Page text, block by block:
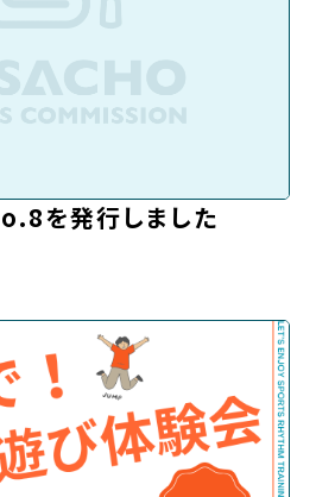
を発行しました